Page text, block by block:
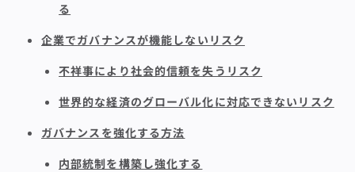
る
企業でガバナンスが機能しないリスク
不祥事により社会的信頼を失うリスク
世界的な経済のグローバル化に対応できないリスク
ガバナンスを強化する方法
内部統制を構築し強化する